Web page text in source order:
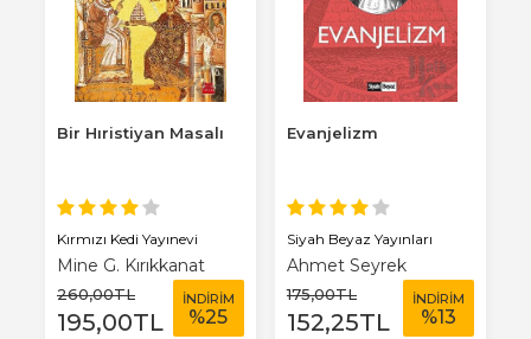
Bir Hıristiyan Masalı
Kırmızı Kedi Yayınevi
Mine G. Kırıkkanat
260,00TL
195,00TL
İNDİRİM
%25
Evanjelizm
Siyah Beyaz Yayınları
Ahmet Seyrek
175,00TL
152,25TL
İNDİRİM
%13